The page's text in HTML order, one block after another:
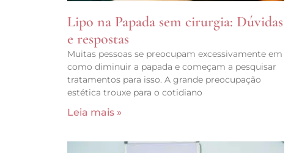
Lipo na Papada sem cirurgia: Dúvidas
e respostas
Muitas pessoas se preocupam excessivamente em
como diminuir a papada e começam a pesquisar
tratamentos para isso. A grande preocupação
estética trouxe para o cotidiano
Leia mais »